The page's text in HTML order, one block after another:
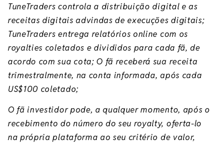
TuneTraders controla a distribuição digital e as
receitas digitais advindas de execuções digitais;
TuneTraders entrega relatórios online com os
royalties coletados e divididos para cada fã, de
acordo com sua cota; O fã receberá sua receita
trimestralmente, na conta informada, após cada
US$100 coletado;
O fã investidor pode, a qualquer momento, após o
recebimento do número do seu royalty, oferta-lo
na própria plataforma ao seu critério de valor,